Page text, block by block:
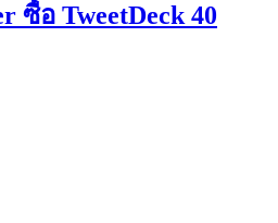
ซื้อ TweetDeck 40